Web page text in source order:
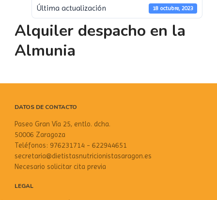
Última actualización 18 octubre, 2023
Alquiler despacho en la
Almunia
DATOS DE CONTACTO
Paseo Gran Vía 25, entlo. dcha.
50006 Zaragoza
Teléfonos: 976231714 - 622944651
secretaria@dietistasnutricionistasaragon.es
Necesario solicitar cita previa
LEGAL